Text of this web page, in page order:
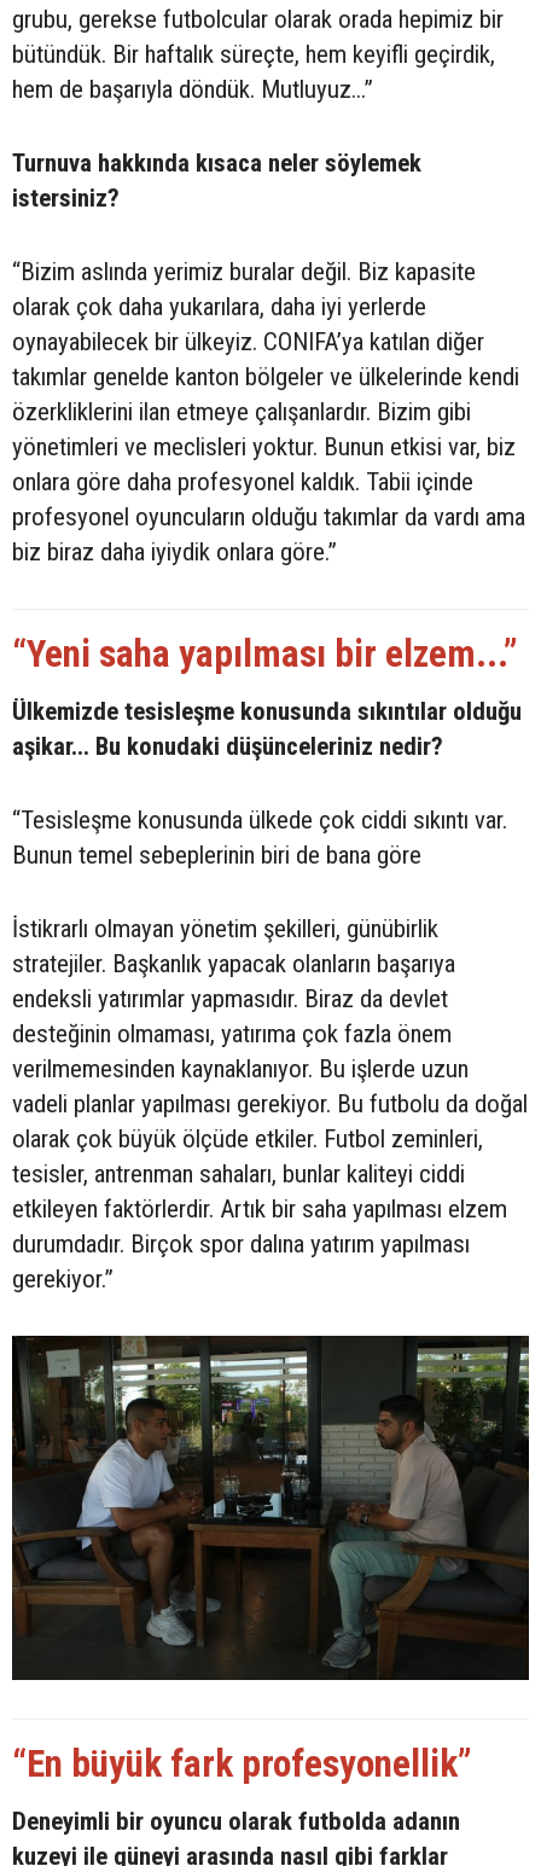
grubu, gerekse futbolcular olarak orada hepimiz bir
bütündük. Bir haftalık süreçte, hem keyifli geçirdik,
hem de başarıyla döndük. Mutluyuz...”
Turnuva hakkında kısaca neler söylemek
istersiniz?
“Bizim aslında yerimiz buralar değil. Biz kapasite
olarak çok daha yukarılara, daha iyi yerlerde
oynayabilecek bir ülkeyiz. CONIFA’ya katılan diğer
takımlar genelde kanton bölgeler ve ülkelerinde kendi
özerkliklerini ilan etmeye çalışanlardır. Bizim gibi
yönetimleri ve meclisleri yoktur. Bunun etkisi var, biz
onlara göre daha profesyonel kaldık. Tabii içinde
profesyonel oyuncuların olduğu takımlar da vardı ama
biz biraz daha iyiydik onlara göre.”
“Yeni saha yapılması bir elzem...”
Ülkemizde tesisleşme konusunda sıkıntılar olduğu
aşikar... Bu konudaki düşünceleriniz nedir?
“Tesisleşme konusunda ülkede çok ciddi sıkıntı var.
Bunun temel sebeplerinin biri de bana göre
İstikrarlı olmayan yönetim şekilleri, günübirlik
stratejiler. Başkanlık yapacak olanların başarıya
endeksli yatırımlar yapmasıdır. Biraz da devlet
desteğinin olmaması, yatırıma çok fazla önem
verilmemesinden kaynaklanıyor. Bu işlerde uzun
vadeli planlar yapılması gerekiyor. Bu futbolu da doğal
olarak çok büyük ölçüde etkiler. Futbol zeminleri,
tesisler, antrenman sahaları, bunlar kaliteyi ciddi
etkileyen faktörlerdir. Artık bir saha yapılması elzem
durumdadır. Birçok spor dalına yatırım yapılması
gerekiyor.”
“En büyük fark profesyonellik”
Deneyimli bir oyuncu olarak futbolda adanın
kuzeyi ile güneyi arasında nasıl gibi farklar